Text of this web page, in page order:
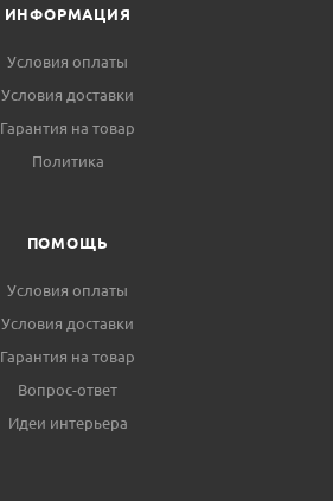
ИНФОРМАЦИЯ
Условия оплаты
Условия доставки
Гарантия на товар
Политика
ПОМОЩЬ
Условия оплаты
Условия доставки
Гарантия на товар
Вопрос-ответ
Идеи интерьера